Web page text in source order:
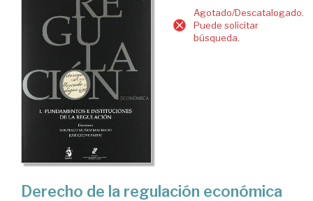
Agotado/Descatalogado.
Puede solicitar
búsqueda.
Derecho de la regulación económica